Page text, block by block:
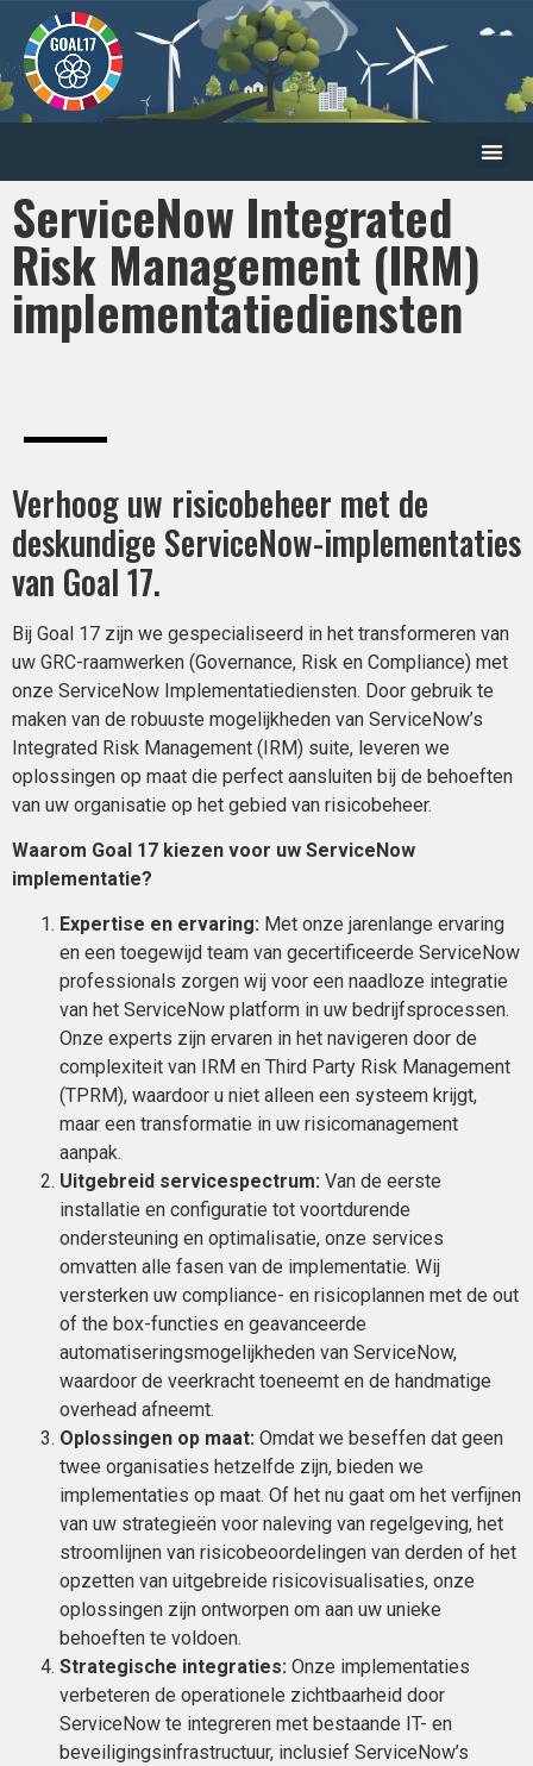
ServiceNow Integrated
Risk Management (IRM)
implementatiediensten
Verhoog uw risicobeheer met de
deskundige ServiceNow-implementaties
van Goal 17.
Bij Goal 17 zijn we gespecialiseerd in het transformeren van
uw GRC-raamwerken (Governance, Risk en Compliance) met
onze ServiceNow Implementatiediensten. Door gebruik te
maken van de robuuste mogelijkheden van ServiceNow’s
Integrated Risk Management (IRM) suite, leveren we
oplossingen op maat die perfect aansluiten bij de behoeften
van uw organisatie op het gebied van risicobeheer.
Waarom Goal 17 kiezen voor uw ServiceNow
implementatie?
Expertise en ervaring: Met onze jarenlange ervaring
en een toegewijd team van gecertificeerde ServiceNow
professionals zorgen wij voor een naadloze integratie
van het ServiceNow platform in uw bedrijfsprocessen.
Onze experts zijn ervaren in het navigeren door de
complexiteit van IRM en Third Party Risk Management
(TPRM), waardoor u niet alleen een systeem krijgt,
maar een transformatie in uw risicomanagement
aanpak.
Uitgebreid servicespectrum: Van de eerste
installatie en configuratie tot voortdurende
ondersteuning en optimalisatie, onze services
omvatten alle fasen van de implementatie. Wij
versterken uw compliance- en risicoplannen met de out
of the box-functies en geavanceerde
automatiseringsmogelijkheden van ServiceNow,
waardoor de veerkracht toeneemt en de handmatige
overhead afneemt.
Oplossingen op maat: Omdat we beseffen dat geen
twee organisaties hetzelfde zijn, bieden we
implementaties op maat. Of het nu gaat om het verfijnen
van uw strategieën voor naleving van regelgeving, het
stroomlijnen van risicobeoordelingen van derden of het
opzetten van uitgebreide risicovisualisaties, onze
oplossingen zijn ontworpen om aan uw unieke
behoeften te voldoen.
Strategische integraties: Onze implementaties
verbeteren de operationele zichtbaarheid door
ServiceNow te integreren met bestaande IT- en
beveiligingsinfrastructuur, inclusief ServiceNow’s